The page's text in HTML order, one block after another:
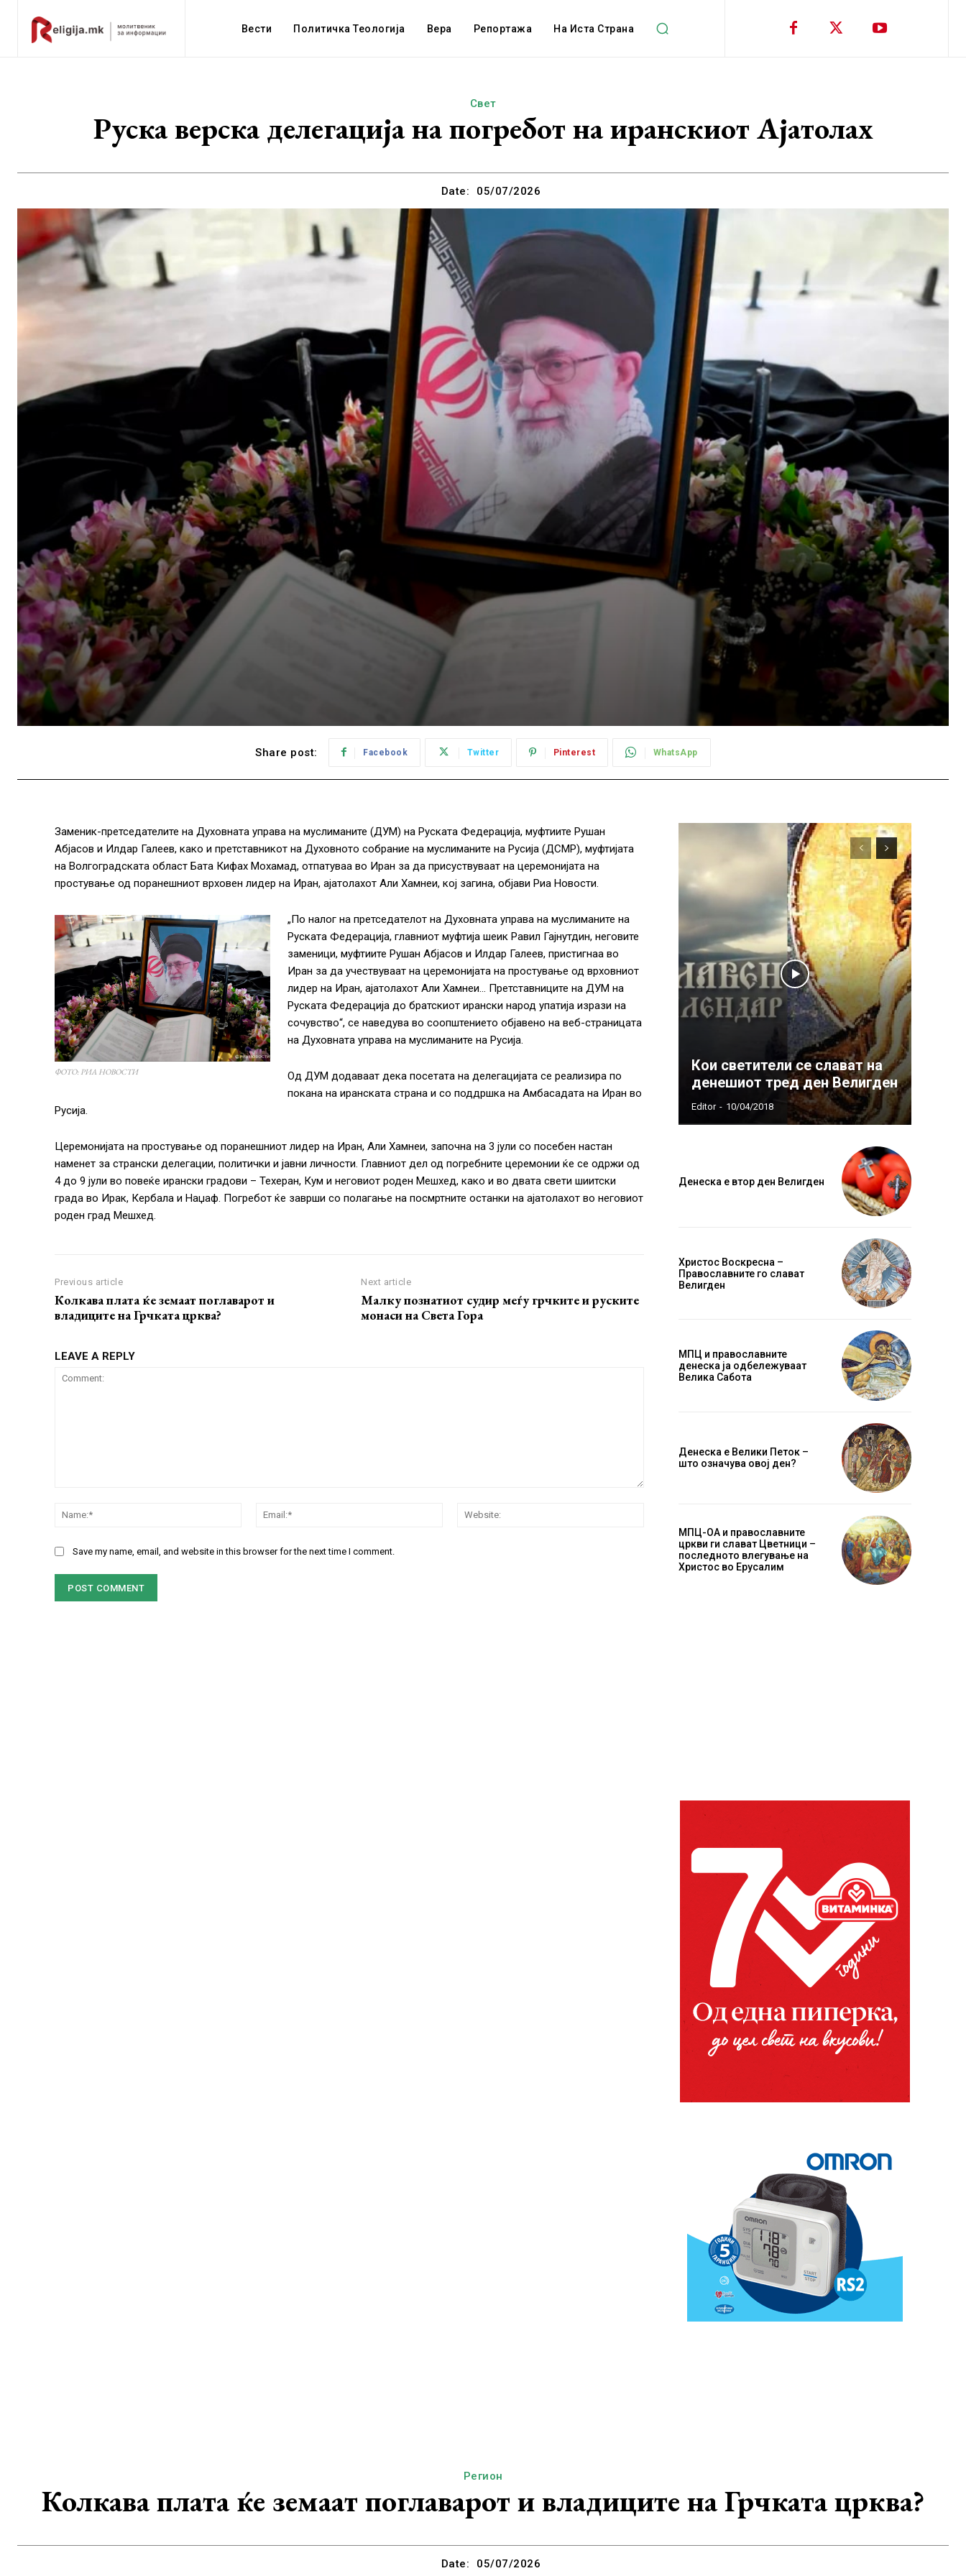
Вести Политичка Теологија Вера Репортажа На Иста Страна
Свет
Руска верска делегација на погребот на иранскиот Ајатолах
Date: 05/07/2026
Share post: Facebook Twitter Pinterest WhatsApp
Заменик-претседателите на Духовната управа на муслиманите (ДУМ) на Руската Федерација, муфтиите Рушан
Абјасов и Илдар Галеев, како и претставникот на Духовното собрание на муслиманите на Русија (ДСМР), муфтијата
на Волгоградската област Бата Кифах Мохамад, отпатуваа во Иран за да присуствуваат на церемонијата на
простување од поранешниот врховен лидер на Иран, ајатолахот Али Хамнеи, кој загина, објави Риа Новости.
ФОТО: РИА НОВОСТИ
„По налог на претседателот на Духовната управа на муслиманите на
Руската Федерација, главниот муфтија шеик Равил Гајнутдин, неговите
заменици, муфтиите Рушан Абјасов и Илдар Галеев, пристигнаа во
Иран за да учествуваат на церемонијата на простување од врховниот
лидер на Иран, ајатолахот Али Хамнеи… Претставниците на ДУМ на
Руската Федерација до братскиот ирански народ упатија изрази на
сочувство“, се наведува во соопштението објавено на веб-страницата
на Духовната управа на муслиманите на Русија.
Од ДУМ додаваат дека посетата на делегацијата се реализира по
покана на иранската страна и со поддршка на Амбасадата на Иран во
Русија.
Церемонијата на простување од поранешниот лидер на Иран, Али Хамнеи, започна на 3 јули со посебен настан
наменет за странски делегации, политички и јавни личности. Главниот дел од погребните церемонии ќе се одржи од
4 до 9 јули во повеќе ирански градови – Техеран, Кум и неговиот роден Мешхед, како и во двата свети шиитски
града во Ирак, Кербала и Наџаф. Погребот ќе заврши со полагање на посмртните останки на ајатолахот во неговиот
роден град Мешхед.
Previous article
Колкава плата ќе земаат поглаварот и
владиците на Грчката црква?
Next article
Малку познатиот судир меѓу грчките и руските
монаси на Света Гора
LEAVE A REPLY
Name:*
Email:*
Save my name, email, and website in this browser for the next time I comment.
Кои светители се слават на
денешиот тред ден Велигден
Editor - 10/04/2018
Денеска е втор ден Велигден
Христос Воскресна –
Православните го слават
Велигден
МПЦ и православните
денеска ја одбележуваат
Велика Сабота
Денеска е Велики Петок –
што означува овој ден?
МПЦ-ОА и православните
цркви ги слават Цветници –
последното влегување на
Христос во Ерусалим